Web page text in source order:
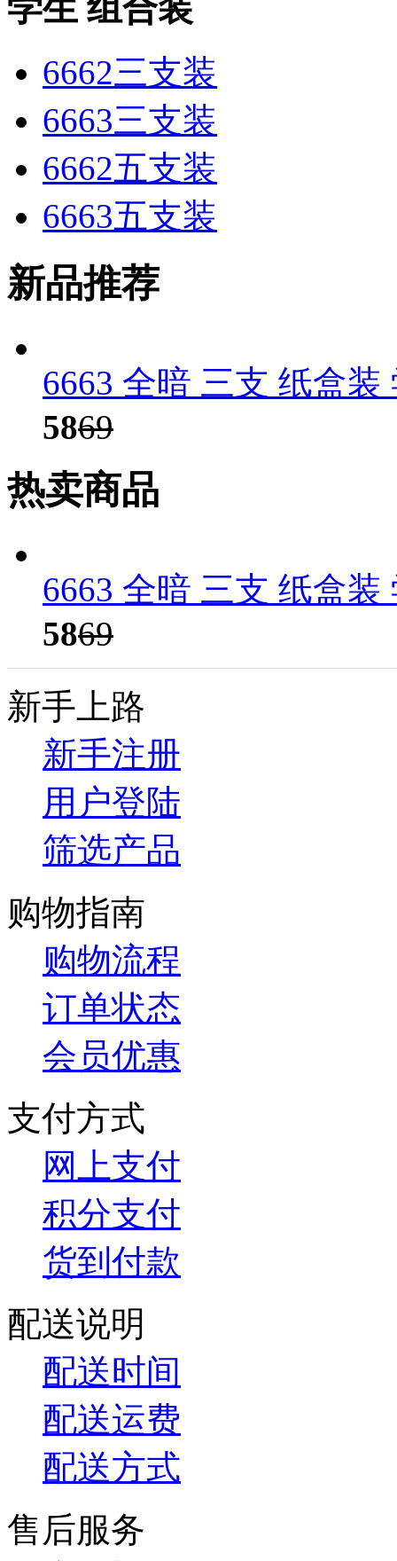
学生 组合装
6662三支装
6663三支装
6662五支装
6663五支装
新品推荐
6663 全暗 三支 纸盒
5869
热卖商品
6663 全暗 三支 纸盒
5869
新手上路
新手注册
用户登陆
筛选产品
购物指南
购物流程
订单状态
会员优惠
支付方式
网上支付
积分支付
货到付款
配送说明
配送时间
配送运费
配送方式
售后服务